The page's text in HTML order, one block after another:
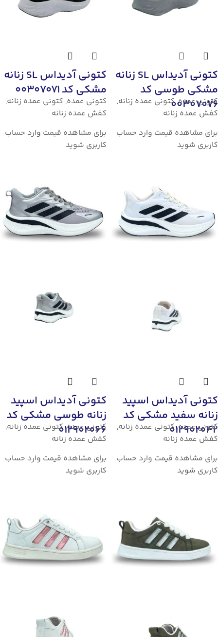
کتونی آدیداس SL زنانه
مشکی طوسی کد
00307076
کتونی عمده,کتونی عمده زنانه,
کفش عمده زنانه
برای مشاهده قیمت وارد حساب
کاربری شوید
کتونی آدیداس SL زنانه
مشکی کد 00307071
کتونی عمده, کتونی عمده زنانه,
کفش عمده زنانه
برای مشاهده قیمت وارد حساب
کاربری شوید
کتونی آدیداس اسپید
زنانه سفید مشکی کد
012902042
کتونی عمده,کتونی عمده زنانه,
کفش عمده زنانه
برای مشاهده قیمت وارد حساب
کاربری شوید
کتونی آدیداس اسپید
زنانه طوسی مشکی کد
012902066
کتونی عمده,کتونی عمده زنانه,
کفش عمده زنانه
برای مشاهده قیمت وارد حساب
کاربری شوید